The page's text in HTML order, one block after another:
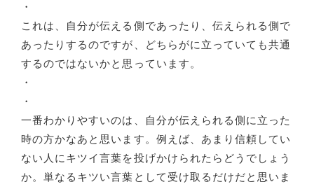
・
これは、自分が伝える側であったり、伝えられる側で
あったりするのですが、どちらがに立っていても共通
するのではないかと思っています。
・
・
一番わかりやすいのは、自分が伝えられる側に立った
時の方かなあと思います。例えば、あまり信頼してい
ない人にキツイ言葉を投げかけられたらどうでしょう
か。単なるキツい言葉として受け取るだけだと思いま